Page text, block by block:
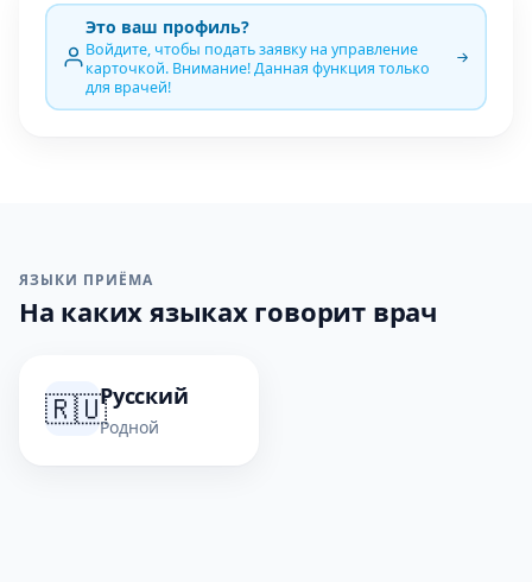
Это ваш профиль?
Войдите, чтобы подать заявку на управление
карточкой. Внимание! Данная функция только
для врачей!
ЯЗЫКИ ПРИЁМА
На каких языках говорит врач
🇷🇺Русский
Родной